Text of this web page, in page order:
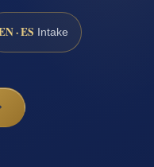
· ES Intake